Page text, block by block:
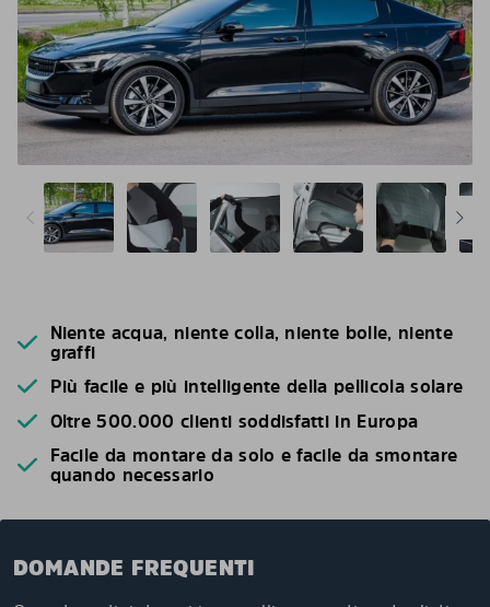
Niente acqua, niente colla, niente bolle, niente
graffi
Più facile e più intelligente della pellicola solare
Oltre 500.000 clienti soddisfatti in Europa
Facile da montare da solo e facile da smontare
quando necessario
DOMANDE FREQUENTI